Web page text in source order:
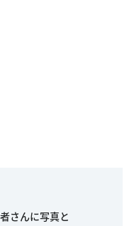
さんに写真と